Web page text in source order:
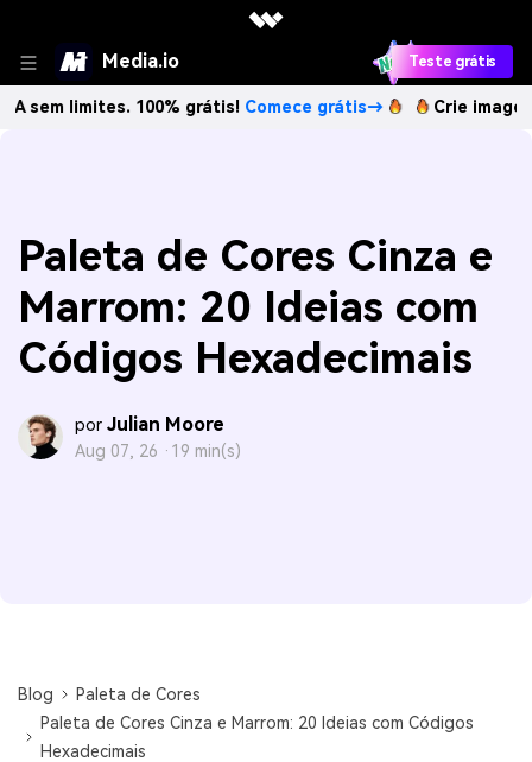
Media.io Teste grátis
100% grátis!Comece grátis→ Crie imagens com IA
Paleta de Cores Cinza e
Marrom: 20 Ideias com
Códigos Hexadecimais
por Julian Moore
Aug 07, 26 · 19 min(s)
Blog
Paleta de Cores
Paleta de Cores Cinza e Marrom: 20 Ideias com Códigos
Hexadecimais